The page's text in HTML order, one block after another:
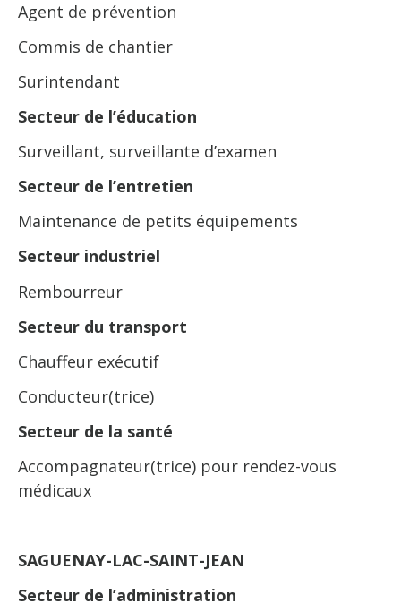
Agent de prévention
Commis de chantier
Surintendant
Secteur de l’éducation
Surveillant, surveillante d’examen
Secteur de l’entretien
Maintenance de petits équipements
Secteur industriel
Rembourreur
Secteur du transport
Chauffeur exécutif
Conducteur(trice)
Secteur de la santé
Accompagnateur(trice) pour rendez-vous
médicaux
SAGUENAY-LAC-SAINT-JEAN
Secteur de l’administration